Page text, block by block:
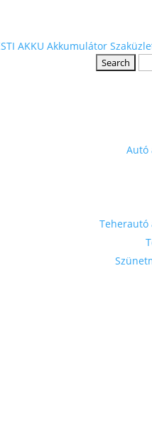
Autó
Teherautó